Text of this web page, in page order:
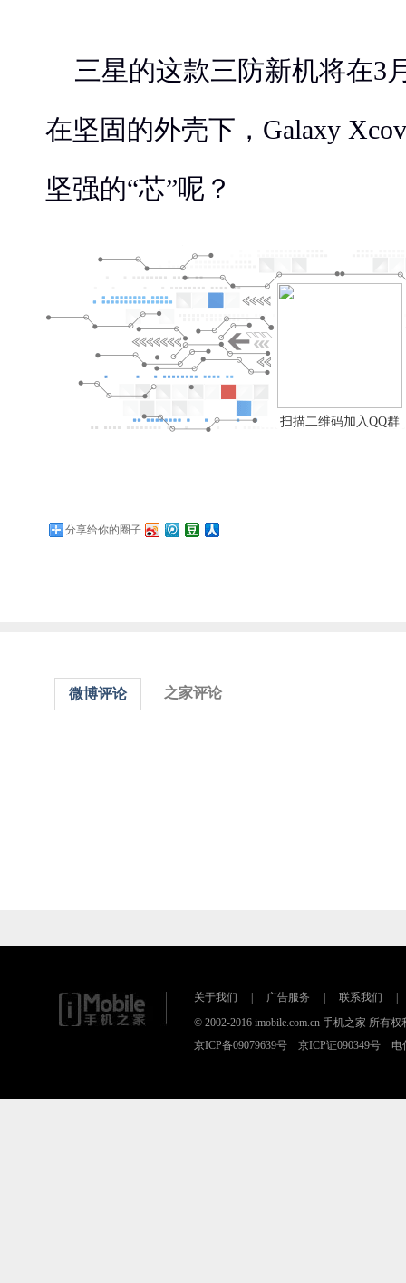
三星的这款三防新机将在3
在坚固的外壳下，Galaxy
坚强的“芯”呢？
扫描二维码加入QQ群
分享给你的圈子
微博评论 之家评论
关于我们 广告服务 联系我们
© 2002-2016 imobile.com.cn 手机之家 所有
京ICP备09079639号 京ICP证090349号 电